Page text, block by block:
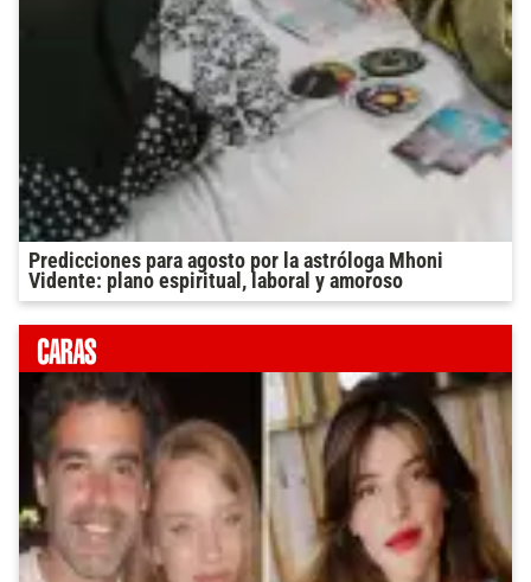
Predicciones para agosto por la astróloga Mhoni
Vidente: plano espiritual, laboral y amoroso